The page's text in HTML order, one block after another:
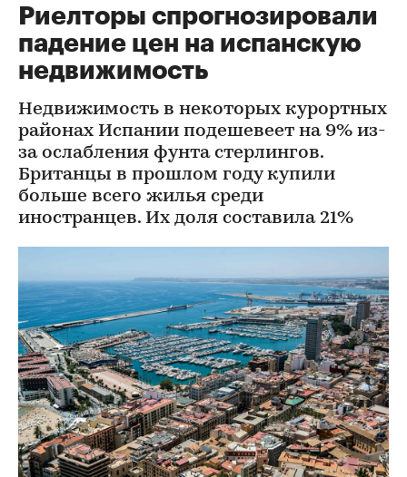
Риелторы спрогнозировали
падение цен на испанскую
недвижимость
Недвижимость в некоторых курортных
районах Испании подешевеет на 9% из-
за ослабления фунта стерлингов.
Британцы в прошлом году купили
больше всего жилья среди
иностранцев. Их доля составила 21%